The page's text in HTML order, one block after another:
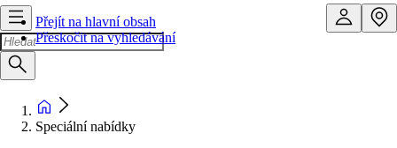
Přejít na hlavní obsah
Přeskočit na vyhledávání
Speciální nabídky